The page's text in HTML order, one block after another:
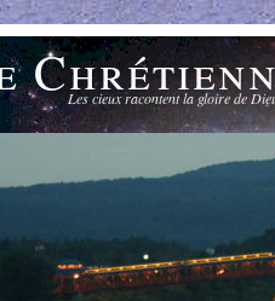
Les cieux racontent la gloire de